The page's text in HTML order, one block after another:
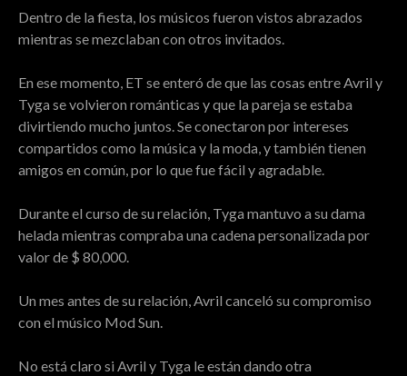
Dentro de la fiesta, los músicos fueron vistos abrazados
mientras se mezclaban con otros invitados.
En ese momento, ET se enteró de que las cosas entre Avril y
Tyga se volvieron románticas y que la pareja se estaba
divirtiendo mucho juntos. Se conectaron por intereses
compartidos como la música y la moda, y también tienen
amigos en común, por lo que fue fácil y agradable.
Durante el curso de su relación, Tyga mantuvo a su dama
helada mientras compraba una cadena personalizada por
valor de $ 80,000.
Un mes antes de su relación, Avril canceló su compromiso
con el músico Mod Sun.
No está claro si Avril y Tyga le están dando otra